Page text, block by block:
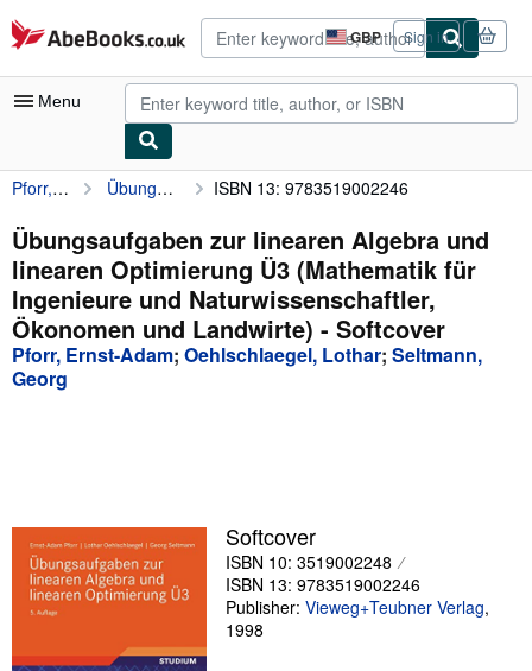
Skip to main content
AbeBooks.co.uk GBP
Site
shopping
preferences
Sign in
Menu
My Account
My Purchases
Advanced Search
Browse Collections
Rare Books
Art & Collectables
Start Selling
Help
CLOSE
Pforr, Ernst-Adam Übungsaufgaben zur linearen Algebra und linearen Optimierung Ü3 (Mathematik für Ingenieure und Naturwissenschaftler, Ökonomen und Landwirte) ISBN 13: 9783519002246
Übungsaufgaben zur linearen Algebra und
linearen Optimierung Ü3 (Mathematik für
Ingenieure und Naturwissenschaftler,
Ökonomen und Landwirte) - Softcover
Pforr, Ernst-Adam; Oehlschlaegel, Lothar; Seltmann,
Georg
Softcover
ISBN 10: 3519002248
ISBN 13: 9783519002246
Publisher: Vieweg+Teubner Verlag,
1998